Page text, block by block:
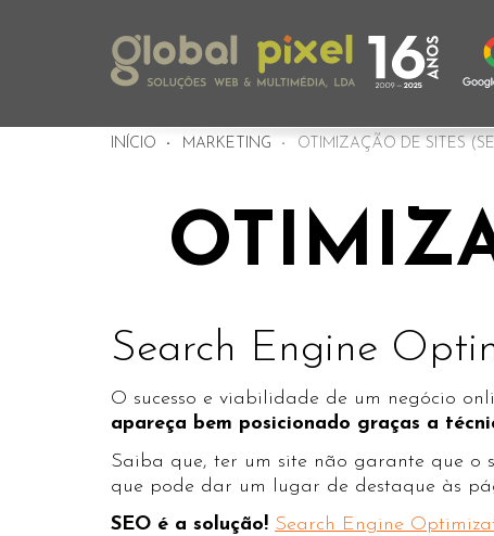
INÍCIO MARKETING OTIMIZAÇÃO DE SITES
Search Engine
O sucesso e viabilidade de um negócio
apareça bem posicionado graças a
Saiba que, ter um site não garante que o
que pode dar um lugar de destaque às
SEO é a solução! Search Engine